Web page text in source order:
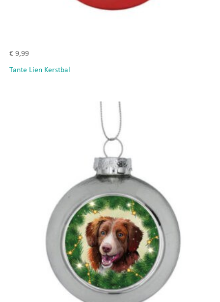
€9,99
Tante Lien Kerstbal